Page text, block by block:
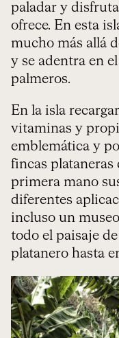
paladar y
ofrece. En esta
mucho más allá
y se adentra en
palmeros.
En la isla
vitaminas y
emblemática y
fincas
primera mano
diferentes
incluso un
todo el paisaje
platanero hasta